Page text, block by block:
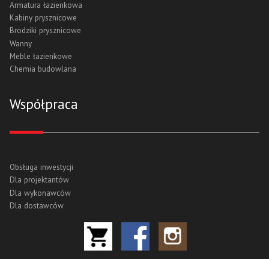
Armatura łazienkowa
Kabiny prysznicowe
Brodziki prysznicowe
Wanny
Meble łazienkowe
Chemia budowlana
Współpraca
Obsługa inwestycji
Dla projektantów
Dla wykonawców
Dla dostawców